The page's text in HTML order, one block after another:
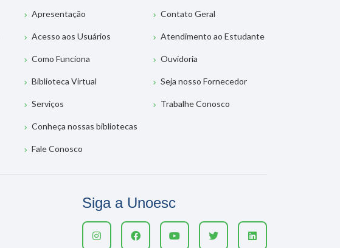
Apresentação
Acesso aos Usuários
Como Funciona
Biblioteca Virtual
Serviços
Conheça nossas bibliotecas
Fale Conosco
Contato Geral
Atendimento ao Estudante
Ouvidoria
Seja nosso Fornecedor
Trabalhe Conosco
Siga a Unoesc